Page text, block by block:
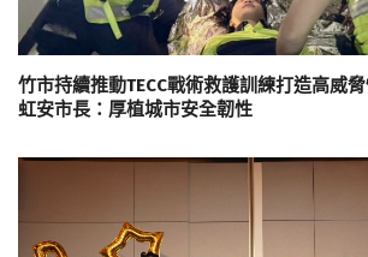
竹市持續推動TECC戰術救護訓練打造高威
虹安市長：厚植城市安全韌性